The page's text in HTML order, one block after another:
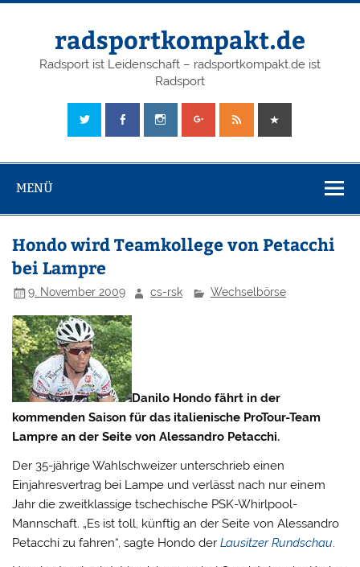
radsportkompakt.de
Radsport ist Leidenschaft – radsportkompakt.de ist
Radsport
MENÜ
Hondo wird Teamkollege von Petacchi
bei Lampre
9. November 2009 cs-rsk Wechselbörse
Danilo Hondo fährt in der
kommenden Saison für das italienische ProTour-Team
Lampre an der Seite von Alessandro Petacchi.
Der 35-jährige Wahlschweizer unterschrieb einen
Einjahresvertrag bei Lampe und verlässt nach nur einem
Jahr die zweitklassige tschechische PSK-Whirlpool-
Mannschaft. „Es ist toll, künftig an der Seite von Alessandro
Petacchi zu fahren“, sagte Hondo derLausitzer Rundschau.